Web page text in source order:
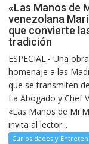
«Las Manos de
venezolana
que convierte
tradición
ESPECIAL.- Una
homenaje a las
que se transmiten
La Abogado y Chef
«Las Manos de Mi
invita al lector...
Curiosidades y